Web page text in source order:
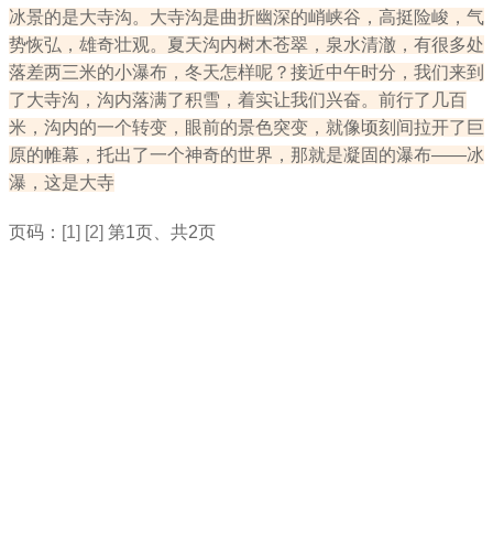
冰景的是大寺沟。大寺沟是曲折幽深的峭峡谷，高挺险峻，气
势恢弘，雄奇壮观。夏天沟内树木苍翠，泉水清澈，有很多处
落差两三米的小瀑布，冬天怎样呢？接近中午时分，我们来到
了大寺沟，沟内落满了积雪，着实让我们兴奋。前行了几百
米，沟内的一个转变，眼前的景色突变，就像顷刻间拉开了巨
原的帷幕，托出了一个神奇的世界，那就是凝固的瀑布——冰
瀑，这是大寺
页码： [1] [2] 第1页、共2页